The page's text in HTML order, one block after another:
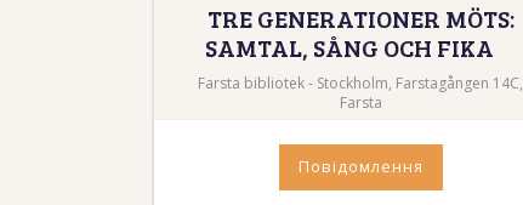
TRE GENERATIONER MÖTS:
SAMTAL, SÅNG OCH FIKA
Farsta bibliotek - Stockholm, Farstagången 14C,
Farsta
Повідомлення